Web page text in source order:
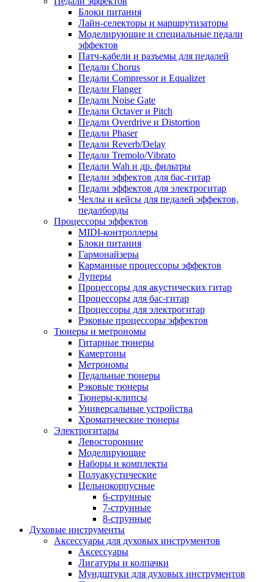
Блоки питания
Лайн-селекторы и маршрутизаторы
Моделирующие и специальные педали
эффектов
Патч-кабели и разъемы для педалей
Педали Chorus
Педали Compressor и Equalizer
Педали Flanger
Педали Noise Gate
Педали Octaver и Pitch
Педали Overdrive и Distortion
Педали Phaser
Педали Reverb/Delay
Педали Tremolo/Vibrato
Педали Wah и др. фильтры
Педали эффектов для бас-гитар
Педали эффектов для электрогитар
Чехлы и кейсы для педалей эффектов,
педалборды
Процессоры эффектов
MIDI-контроллеры
Блоки питания
Гармонайзеры
Карманные процессоры эффектов
Луперы
Процессоры для акустических гитар
Процессоры для бас-гитар
Процессоры для электрогитар
Рэковые процессоры эффектов
Тюнеры и метрономы
Гитарные тюнеры
Камертоны
Метрономы
Педальные тюнеры
Рэковые тюнеры
Тюнеры-клипсы
Универсальные устройства
Хроматические тюнеры
Электрогитары
Левосторонние
Моделирующие
Наборы и комплекты
Полуакустические
Цельнокорпусные
6-струнные
7-струнные
8-струнные
Духовые инструменты
Аксессуары для духовых инструментов
Аксессуары
Лигатуры и колпачки
Мундштуки для духовых инструментов